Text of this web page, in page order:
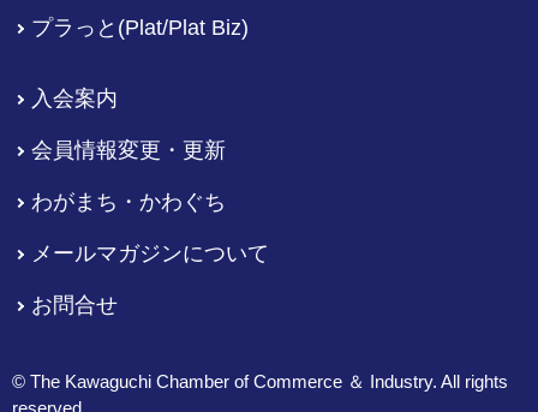
プラっと(Plat/Plat Biz)
入会案内
会員情報変更・更新
わがまち・かわぐち
メールマガジンについて
お問合せ
© The Kawaguchi Chamber of Commerce ＆ Industry. All rights
reserved.